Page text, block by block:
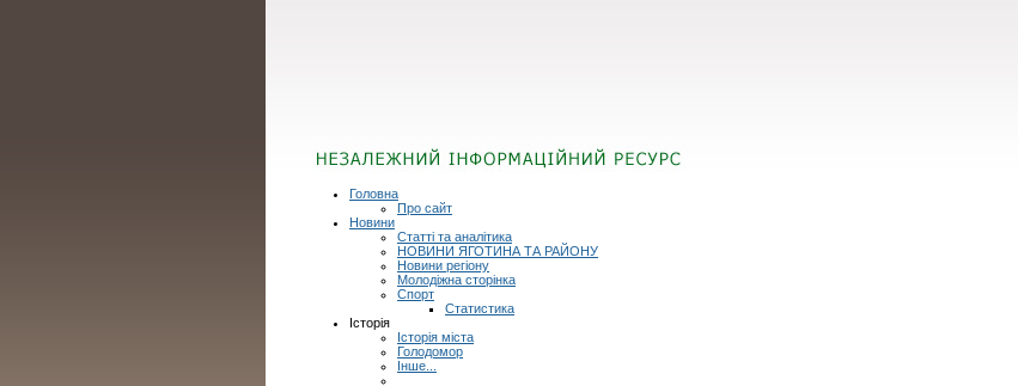
Головна
Про сайт
Новини
Статті та аналітика
НОВИНИ ЯГОТИНА ТА РАЙОНУ
Новини регіону
Молодіжна сторінка
Спорт
Статистика
Історія
Історія міста
Голодомор
Інше...